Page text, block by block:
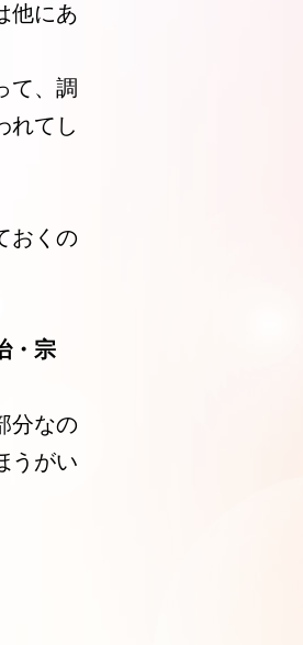
他にあ
て、調
れてし
おくの
・宗
分なの
うがい